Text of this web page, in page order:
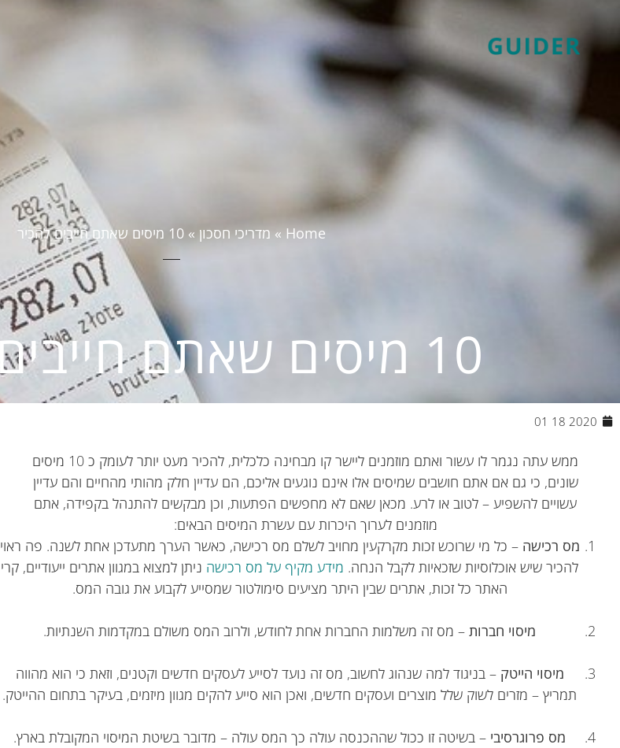
Home
» מדריכי חסכון » 10 מיסים שאתם חייבים להכיר
10 מיסים שאתם חייבים להכיר
2020 18 01
ממש עתה נגמר לו עשור ואתם מוזמנים ליישר קו מבחינה כלכלית, להכיר מעט יותר לעומק כ 10 מיסים
שונים, כי גם אם אתם חושבים שמיסים אלו אינם נוגעים אליכם, הם עדיין חלק מהותי מהחיים והם עדיין
עשויים להשפיע – לטוב או לרע. מכאן שאם לא מחפשים הפתעות, וכן מבקשים להתנהל בקפידה, אתם
מוזמנים לערוך היכרות עם עשרת המיסים הבאים:
מס רכישה – כל מי שרוכש זכות מקרקעין מחויב לשלם מס רכישה, כאשר הערך מתעדכן אחת לשנה. פה ראוי
להכיר שיש אוכלוסיות שזכאיות לקבל הנחה. מידע מקיף על מס רכישה ניתן למצוא במגוון אתרים ייעודיים, קרי
האתר כל זכות, אתרים שבין היתר מציעים סימולטור שמסייע לקבוע את גובה המס.
מיסוי חברות – מס זה משלמות החברות אחת לחודש, ולרוב המס משולם במקדמות השנתיות.
מיסוי הייטק – בניגוד למה שנהוג לחשוב, מס זה נועד לסייע לעסקים חדשים וקטנים, וזאת כי הוא מהווה
תמריץ – מזרים לשוק שלל מוצרים ועסקים חדשים, ואכן הוא סייע להקים מגוון מיזמים, בעיקר בתחום ההייטק.
מס פרוגרסיבי – בשיטה זו ככול שההכנסה עולה כך המס עולה – מדובר בשיטת המיסוי המקובלת בארץ.